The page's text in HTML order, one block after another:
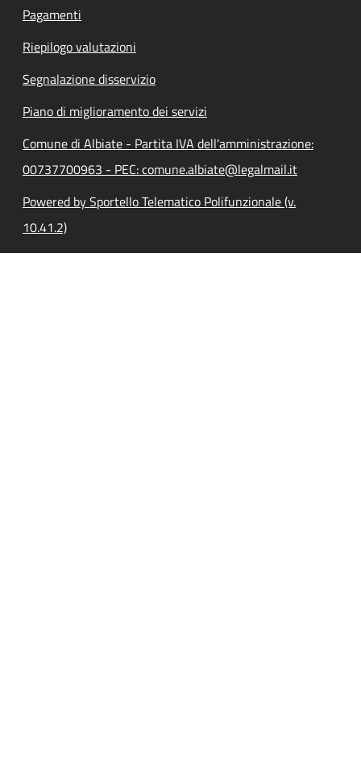
Pagamenti
Riepilogo valutazioni
Segnalazione disservizio
Piano di miglioramento dei servizi
Comune di Albiate - Partita IVA dell'amministrazione:
00737700963 - PEC: comune.albiate@legalmail.it
Powered by Sportello Telematico Polifunzionale (v.
10.41.2)